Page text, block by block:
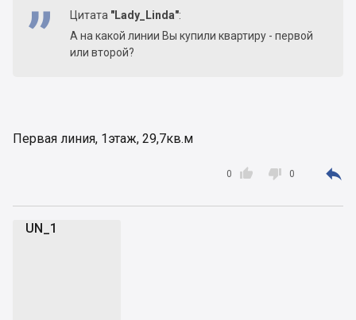
Цитата "Lady_Linda":
А на какой линии Вы купили квартиру - первой
или второй?
Первая линия, 1этаж, 29,7кв.м

0  0 
UN_1